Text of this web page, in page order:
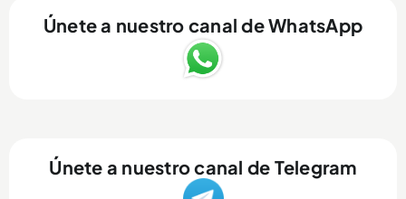
Únete a nuestro canal de WhatsApp
Únete a nuestro canal de Telegram